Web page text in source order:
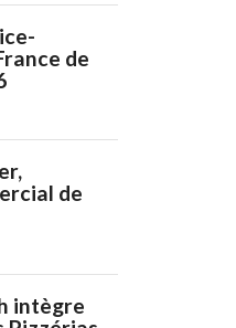
de
de
intègre